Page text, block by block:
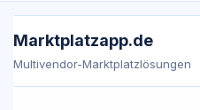
Marktplatzapp.de
Multivendor-Marktplatzlösungen